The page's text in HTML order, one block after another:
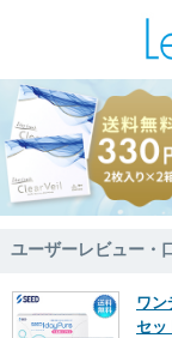
ユーザーレビュー・
ワン
セッ